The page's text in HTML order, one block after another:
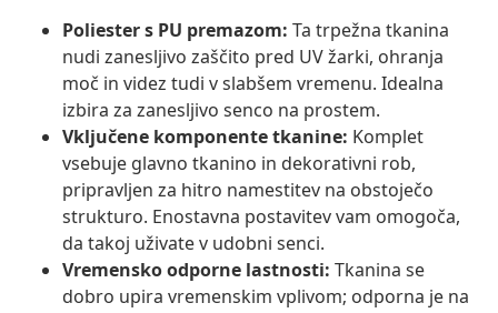
Poliester s PU premazom: Ta trpežna tkanina
nudi zanesljivo zaščito pred UV žarki, ohranja
moč in videz tudi v slabšem vremenu. Idealna
izbira za zanesljivo senco na prostem.
Vključene komponente tkanine: Komplet
vsebuje glavno tkanino in dekorativni rob,
pripravljen za hitro namestitev na obstoječo
strukturo. Enostavna postavitev vam omogoča,
da takoj uživate v udobni senci.
Vremensko odporne lastnosti: Tkanina se
dobro upira vremenskim vplivom; odporna je na